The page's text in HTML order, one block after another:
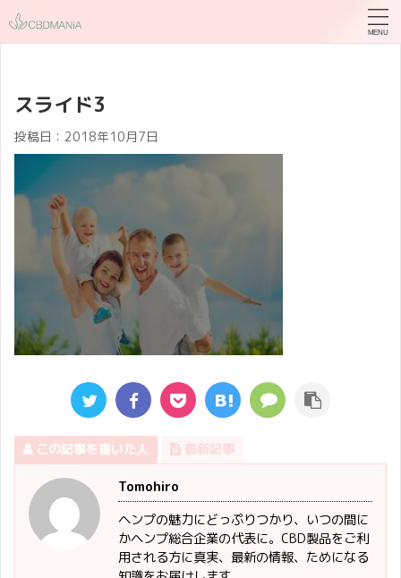
スライド3
投稿日： 2018年10月7日
この記事を書いた人 最新記事
Tomohiro
ヘンプの魅力にどっぷりつかり、いつの間に
かヘンプ総合企業の代表に。CBD製品をご利
用される方に真実、最新の情報、ためになる